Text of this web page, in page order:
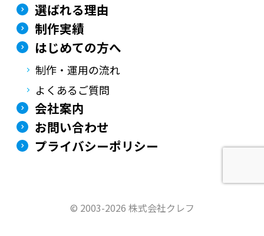
選ばれる理由
制作実績
はじめての方へ
制作・運用の流れ
よくあるご質問
会社案内
お問い合わせ
プライバシーポリシー
© 2003-2026 株式会社クレフ